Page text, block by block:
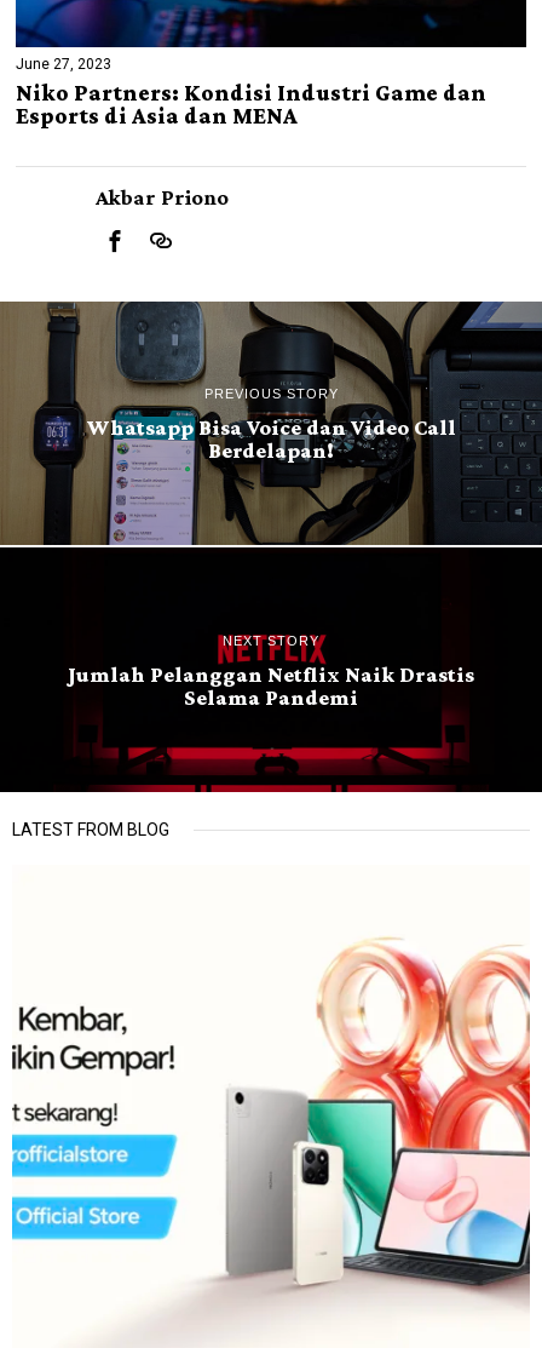
June 27, 2023
Niko Partners: Kondisi Industri Game dan
Esports di Asia dan MENA
Akbar Priono
PREVIOUS STORY
Whatsapp Bisa Voice dan Video Call
Berdelapan!
NEXT STORY
Jumlah Pelanggan Netflix Naik Drastis
Selama Pandemi
LATEST FROM BLOG